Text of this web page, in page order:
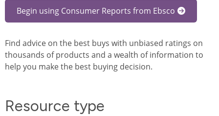
Begin using Consumer Reports from Ebsco
Find advice on the best buys with unbiased ratings on
thousands of products and a wealth of information to
help you make the best buying decision.
Resource type